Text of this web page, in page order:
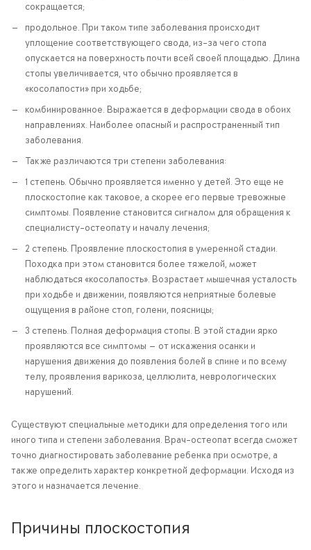
сокращается;
продольное. При таком типе заболевания происходит
уплощение соответствующего свода, из-за чего стопа
опускается на поверхность почти всей своей площадью. Длина
стопы увеличивается, что обычно проявляется в
«косолапости» при ходьбе;
комбинированное. Выражается в деформации свода в обоих
направлениях. Наиболее опасный и распространенный тип
заболевания.
Также различаются три степени заболевания:
1 степень. Обычно проявляется именно у детей. Это еще не
плоскостопие как таковое, а скорее его первые тревожные
симптомы. Появление становится сигналом для обращения к
специалисту-остеопату и началу лечения;
2 степень. Проявление плоскостопия в умеренной стадии.
Походка при этом становится более тяжелой, может
наблюдаться «косолапость». Возрастает мышечная усталость
при ходьбе и движении, появляются неприятные болевые
ощущения в районе стоп, голени, поясницы;
3 степень. Полная деформация стопы. В этой стадии ярко
проявляются все симптомы — от искажения осанки и
нарушения движения до появления болей в спине и по всему
телу, проявления варикоза, целлюлита, неврологических
нарушений.
Существуют специальные методики для определения того или
иного типа и степени заболевания. Врач-остеопат всегда сможет
точно диагностировать заболевание ребенка при осмотре, а
также определить характер конкретной деформации. Исходя из
этого и назначается лечение.
Причины плоскостопия